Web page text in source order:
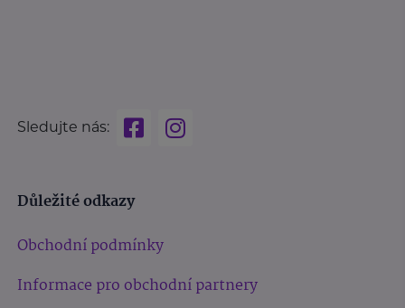
Sledujte nás:
Důležité odkazy
Obchodní podmínky
Informace pro obchodní partnery